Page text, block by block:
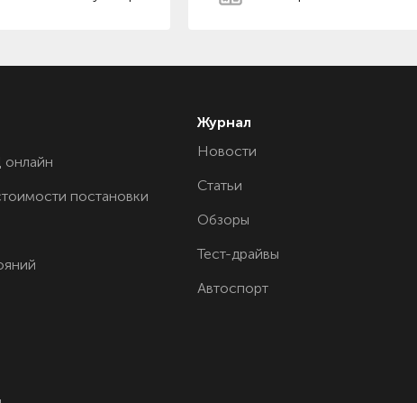
постановки
Журнал
Новости
Статьи
Обзоры
Тест-драйвы
Автоспорт